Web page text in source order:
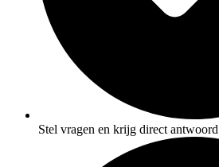
Stel vragen en krijg direct antwoord